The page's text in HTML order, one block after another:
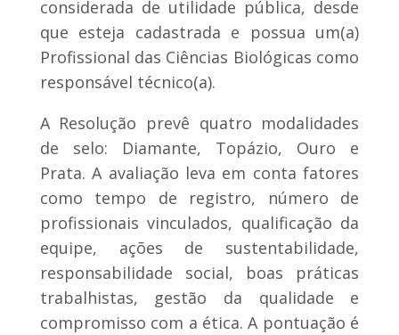
considerada de utilidade pública, desde
que esteja cadastrada e possua um(a)
Profissional das Ciências Biológicas como
responsável técnico(a).
A Resolução prevê quatro modalidades
de selo: Diamante, Topázio, Ouro e
Prata. A avaliação leva em conta fatores
como tempo de registro, número de
profissionais vinculados, qualificação da
equipe, ações de sustentabilidade,
responsabilidade social, boas práticas
trabalhistas, gestão da qualidade e
compromisso com a ética. A pontuação é